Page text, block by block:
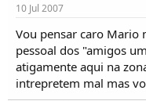
10 Jul 2007
Vou pensar caro Mario
pessoal dos "amigos
atigamente aqui na
intrepretem mal mas